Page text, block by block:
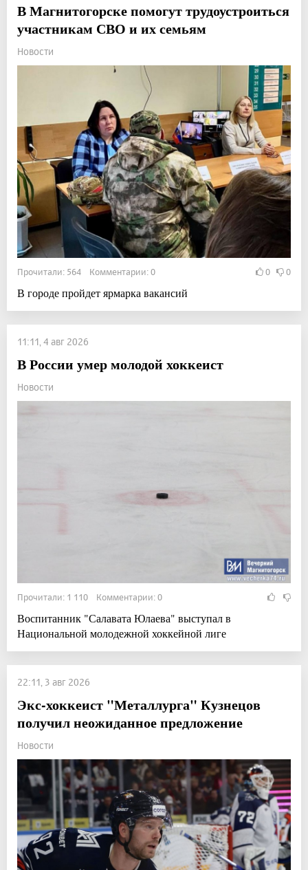
В Магнитогорске помогут трудоустроиться
участникам СВО и их семьям
Новости
Прочитали: 564 Комментарии: 0 0 0
В городе пройдет ярмарка вакансий
11:11, 4 авг 2026
В России умер молодой хоккеист
Новости
Прочитали: 1 110 Комментарии: 0
Воспитанник "Салавата Юлаева" выступал в
Национальной молодежной хоккейной лиге
22:11, 3 авг 2026
Экс-хоккеист "Металлурга" Кузнецов
получил неожиданное предложение
Новости